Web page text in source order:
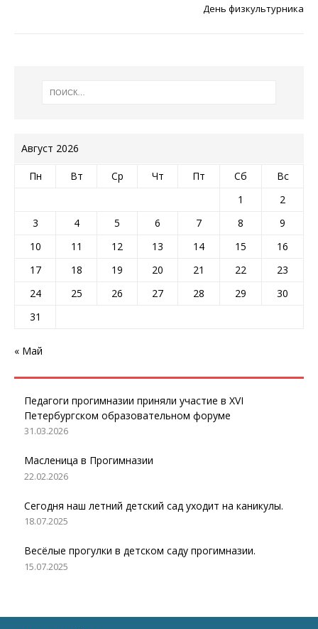
День физкультурника
Август 2026
Пн Вт Ср Чт Пт Сб
Вс
1
2
3
4 5 6 7 8
9
10
11 12 13 14 15
16
17
18 19 20 21 22
23
24
25 26 27 28 29
30
31
« Май
Педагоги прогимназии приняли участие в XVI
Петербургском образовательном форуме
31.03.2026
Масленица в Прогимназии
22.02.2026
Сегодня наш летний детский сад уходит на каникулы.
18.07.2025
Весёлые прогулки в детском саду прогимназии.
15.07.2025